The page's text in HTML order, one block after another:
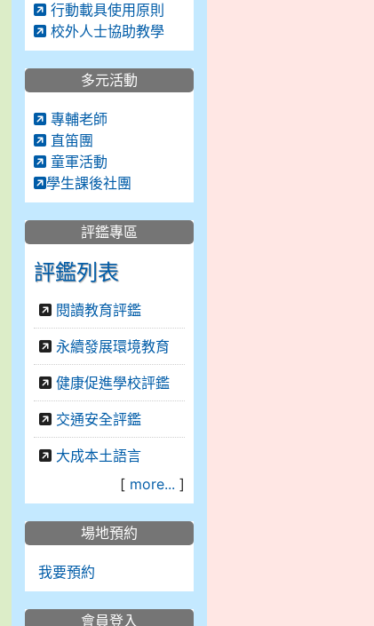
行動載具使用原則
校外人士協助教學
多元活動
專輔老師
直笛團
童軍活動
學生課後社團
評鑑專區
評鑑列表
閱讀教育評鑑
永續發展環境教育
健康促進學校評鑑
交通安全評鑑
大成本土語言
[ more... ]
場地預約
我要預約
會員登入